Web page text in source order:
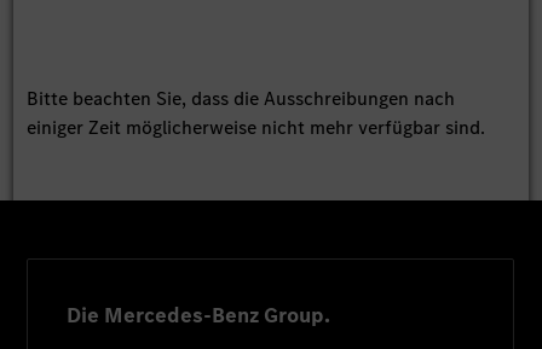
Bitte beachten Sie, dass die Ausschreibungen nach
einiger Zeit möglicherweise nicht mehr verfügbar sind.
Die Mercedes-Benz Group.